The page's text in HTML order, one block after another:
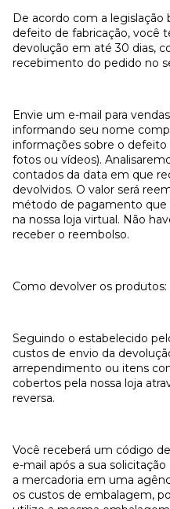
De acordo com a legislação
defeito de fabricação, você
devolução em até 30 dias,
recebimento do pedido no
Envie um e-mail para
informando seu nome
informações sobre o
fotos ou vídeos).
contados da data em que
devolvidos. O valor será
método de pagamento que
na nossa loja virtual. Não
receber o reembolso.
Como devolver os produtos:
Seguindo o estabelecido
custos de envio da
arrependimento ou itens
cobertos pela nossa loja
reversa.
Você receberá um código
e-mail após a sua
a mercadoria em uma
os custos de embalagem,